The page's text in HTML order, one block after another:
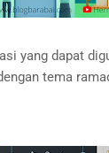
yang dapat
tema